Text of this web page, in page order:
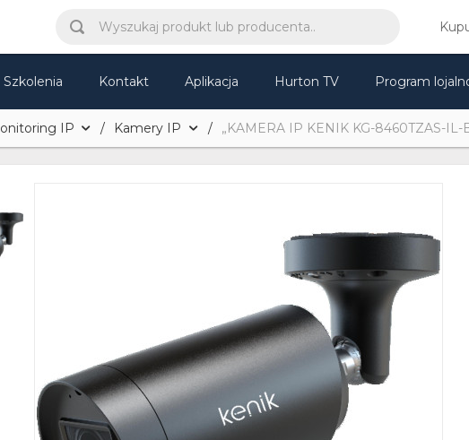
Szkolenia Kontakt Aplikacja Hurton TV Program
IP Kamery IP „KAMERA IP KENIK KG-8460TZAS-IL-